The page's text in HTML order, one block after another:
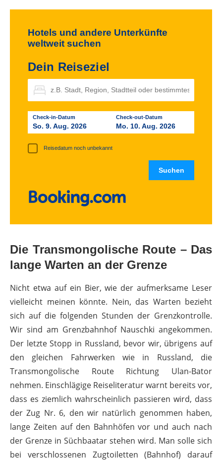
Hotels und andere Unterkünfte
weltweit suchen
Dein Reiseziel
Check-in-Datum
So. 9. Aug. 2026
Check-out-Datum
Mo. 10. Aug. 2026
Reisedatum noch unbekannt
Die Transmongolische Route – Das
lange Warten an der Grenze
Nicht etwa auf ein Bier, wie der aufmerksame Leser
vielleicht meinen könnte. Nein, das Warten bezieht
sich auf die folgenden Stunden der Grenzkontrolle.
Wir sind am Grenzbahnhof Nauschki angekommen.
Der letzte Stopp in Russland, bevor wir, übrigens auf
den gleichen Fahrwerken wie in Russland, die
Transmongolische Route Richtung Ulan-Bator
nehmen. Einschlägige Reiseliteratur warnt bereits vor,
dass es ziemlich wahrscheinlich passieren wird, dass
der Zug Nr. 6, den wir natürlich genommen haben,
lange Zeiten auf den Bahnhöfen vor und auch nach
der Grenze in Süchbaatar stehen wird. Man solle sich
bei verschlossenen Zugtoiletten (Bahnhof) darauf